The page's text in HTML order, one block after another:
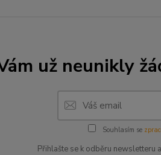
už neunikly
Souhlasím se
Přihlašte se k odběru newsletteru